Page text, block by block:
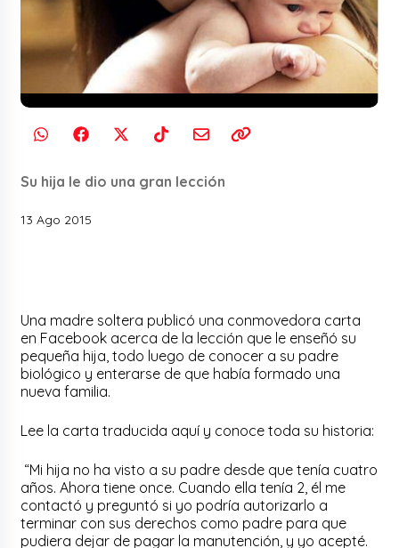
Su hija le dio una gran lección
13 Ago 2015
Una madre soltera publicó una conmovedora carta
en Facebook acerca de la lección que le enseñó su
pequeña hija, todo luego de conocer a su padre
biológico y enterarse de que había formado una
nueva familia.
Lee la carta traducida aquí y conoce toda su historia:
“Mi hija no ha visto a su padre desde que tenía cuatro
años. Ahora tiene once. Cuando ella tenía 2, él me
contactó y preguntó si yo podría autorizarlo a
terminar con sus derechos como padre para que
pudiera dejar de pagar la manutención, y yo acepté.